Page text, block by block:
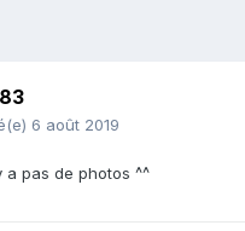
6 août 2019
a pas de photos ^^